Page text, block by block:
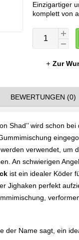
Einzigartiger
komplett von
Zur
BEWERTUNGEN (0)
Shad’’ wird schon
verwendet, um
An schwierigen
ist ein idealer Köder
Jighaken perfekt
der Name sagt, ein